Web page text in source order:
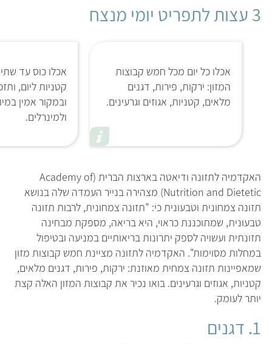
3 עצות לתפריט יומי מנצח
אכלו כל יום מכל חמש קבוצות
המזון: ירקות, פירות, דגנים
מלאים, קטניות, אגוזים וגרעינים.
אכלו כוס עד
קטניות ליום,
ובמקור אמין
ולמינרלים.
האקדמיה לתזונה ודיאטה בארצות הברית (Academy of
Nutrition and Dietetic) מצהירה בנייר העמדה שלה בנושא
תזונה צמחונית וטבעונית כי: "תזונה צמחונית, לרבות תזונה
טבעונית, שמתוכננת כראוי, היא בריאה, מספקת מבחינה
תזונתית ועשויה לספק יתרונות בריאותיים במניעה ובטיפול
במחלות מסוימות". האקדמיה לתזונה מציינת חמש קבוצות מזון
שמאפיינות תזונה צמחית מאוזנת: ירקות, פירות, דגנים מלאים,
קטניות, אגוזים וגרעינים. בואו נכיר את קבוצות המזון האלה קצת
יותר לעומק.
1. דגנים